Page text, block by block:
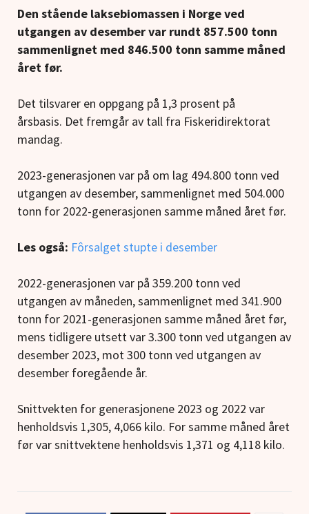
Den stående laksebiomassen i Norge ved
utgangen av desember var rundt 857.500 tonn
sammenlignet med 846.500 tonn samme måned
året før.
Det tilsvarer en oppgang på 1,3 prosent på
årsbasis. Det fremgår av tall fra Fiskeridirektorat
mandag.
2023-generasjonen var på om lag 494.800 tonn ved
utgangen av desember, sammenlignet med 504.000
tonn for 2022-generasjonen samme måned året før.
Les også: Fôrsalget stupte i desember
2022-generasjonen var på 359.200 tonn ved
utgangen av måneden, sammenlignet med 341.900
tonn for 2021-generasjonen samme måned året før,
mens tidligere utsett var 3.300 tonn ved utgangen av
desember 2023, mot 300 tonn ved utgangen av
desember foregående år.
Snittvekten for generasjonene 2023 og 2022 var
henholdsvis 1,305, 4,066 kilo. For samme måned året
før var snittvektene henholdsvis 1,371 og 4,118 kilo.